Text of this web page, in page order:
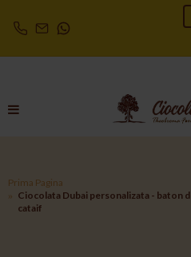
Prima Pagina
Ciocolata Dubai personalizata - baton
cataif